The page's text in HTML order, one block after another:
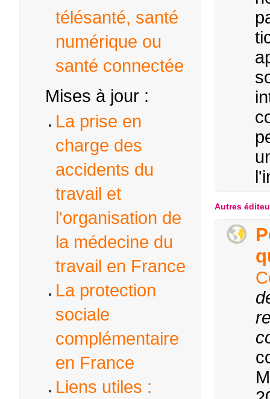
télésanté, santé
numérique ou
santé connectée
Mises à jour :
La prise en
charge des
accidents du
travail et
l'organisation de
la médecine du
travail en France
La protection
sociale
complémentaire
en France
Liens utiles :
Autres